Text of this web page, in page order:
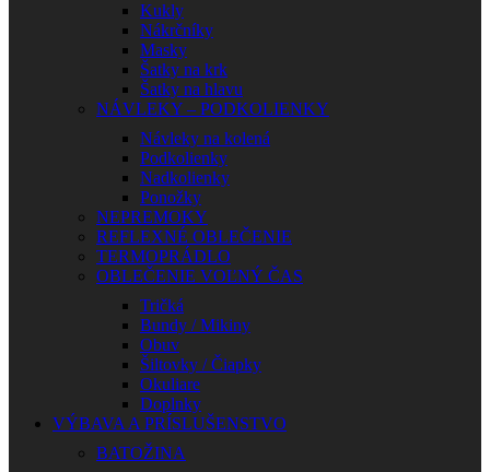
Kukly
Nákrčníky
Masky
Šatky na krk
Šatky na hlavu
NÁVLEKY – PODKOLIENKY
Návleky na kolená
Podkolienky
Nadkolienky
Ponožky
NEPREMOKY
REFLEXNÉ OBLEČENIE
TERMOPRÁDLO
OBLEČENIE VOĽNÝ ČAS
Tričká
Bundy / Mikiny
Obuv
Šiltovky / Čiapky
Okuliare
Doplnky
VÝBAVA A PRÍSLUŠENSTVO
BATOŽINA